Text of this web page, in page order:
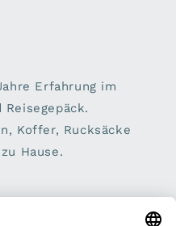
Erfahrung im
Koffer, Rucksäcke
Hause.